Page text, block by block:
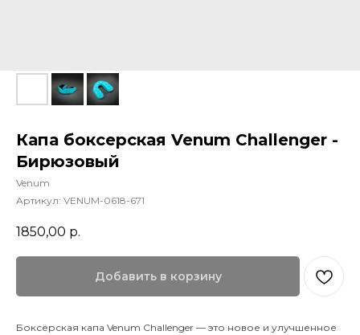
Капа боксерская Venum Challenger -
Бирюзовый
Venum
Артикул: VENUM-0618-671
1850,00 р.
Добавить в корзину
Боксёрская капа Venum Challenger — это новое и улучшенное